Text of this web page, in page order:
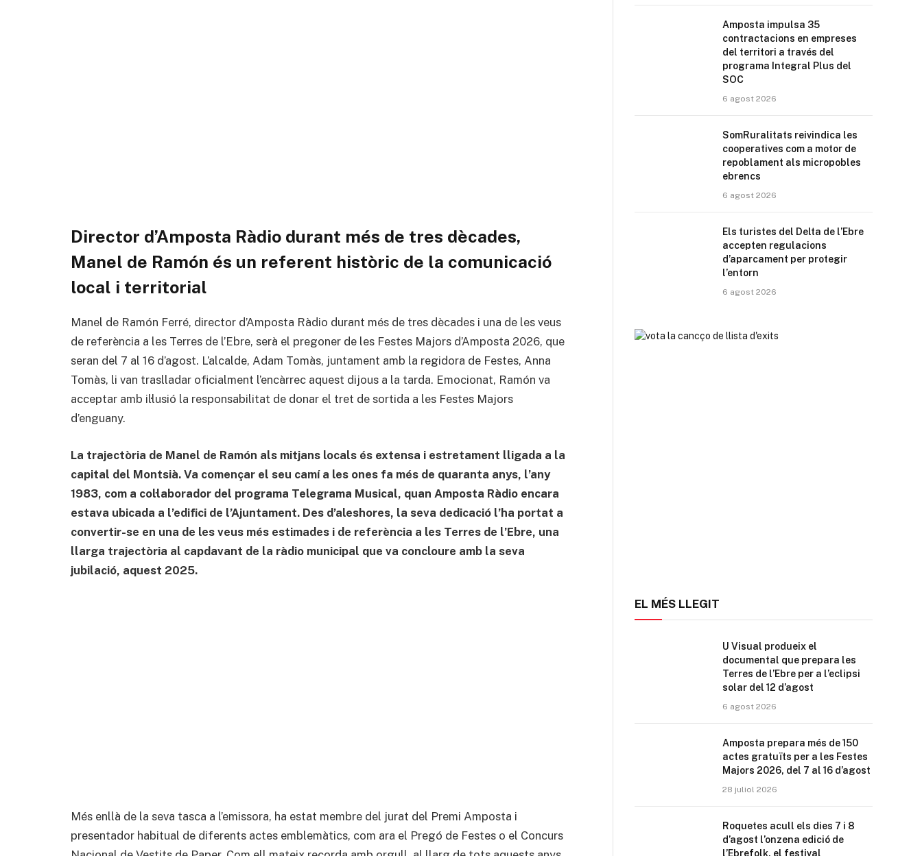
Director d’Amposta Ràdio durant més de tres dècades,
Manel de Ramón és un referent històric de la comunicació
local i territorial
Manel de Ramón Ferré, director d’Amposta Ràdio durant més de tres dècades i una de les veus
de referència a les Terres de l’Ebre, serà el pregoner de les Festes Majors d’Amposta 2026, que
seran del 7 al 16 d’agost. L’alcalde, Adam Tomàs, juntament amb la regidora de Festes, Anna
Tomàs, li van traslladar oficialment l’encàrrec aquest dijous a la tarda. Emocionat, Ramón va
acceptar amb il·lusió la responsabilitat de donar el tret de sortida a les Festes Majors
d’enguany.
La trajectòria de Manel de Ramón als mitjans locals és extensa i estretament lligada a la
capital del Montsià. Va començar el seu camí a les ones fa més de quaranta anys, l’any
1983, com a col·laborador del programa Telegrama Musical, quan Amposta Ràdio encara
estava ubicada a l’edifici de l’Ajuntament. Des d’aleshores, la seva dedicació l’ha portat a
convertir-se en una de les veus més estimades i de referència a les Terres de l’Ebre, una
llarga trajectòria al capdavant de la ràdio municipal que va concloure amb la seva
jubilació, aquest 2025.
Més enllà de la seva tasca a l’emissora, ha estat membre del jurat del Premi Amposta i
presentador habitual de diferents actes emblemàtics, com ara el Pregó de Festes o el Concurs
Amposta impulsa 35
contractacions en empreses
del territori a través del
programa Integral Plus del
SOC
6 agost 2026
SomRuralitats reivindica les
cooperatives com a motor de
repoblament als micropobles
ebrencs
6 agost 2026
Els turistes del Delta de l’Ebre
accepten regulacions
d’aparcament per protegir
l’entorn
6 agost 2026
EL MÉS LLEGIT
U Visual produeix el
documental que prepara les
Terres de l’Ebre per a l’eclipsi
solar del 12 d’agost
6 agost 2026
Amposta prepara més de 150
actes gratuïts per a les Festes
Majors 2026, del 7 al 16 d’agost
28 juliol 2026
Roquetes acull els dies 7 i 8
d’agost l’onzena edició de
l’Ebrefolk, el festival